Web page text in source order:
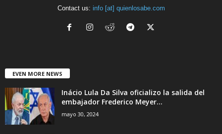
Contact us: info [at] quienlosabe.com
EVEN MORE NEWS
Inácio Lula Da Silva oficializo la salida del
embajador Frederico Meyer...
mayo 30, 2024